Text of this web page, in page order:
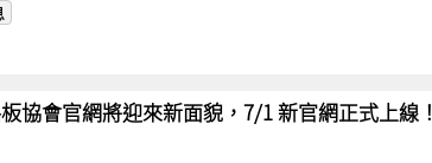
協會官網將迎來新面貌，7/1 新官網正式上線！